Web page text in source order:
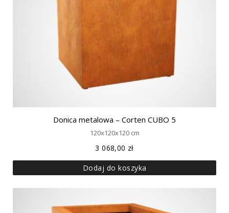
Donica metalowa – Corten CUBO 5
120x120x120 cm
3 068,00 zł
Dodaj do koszyka